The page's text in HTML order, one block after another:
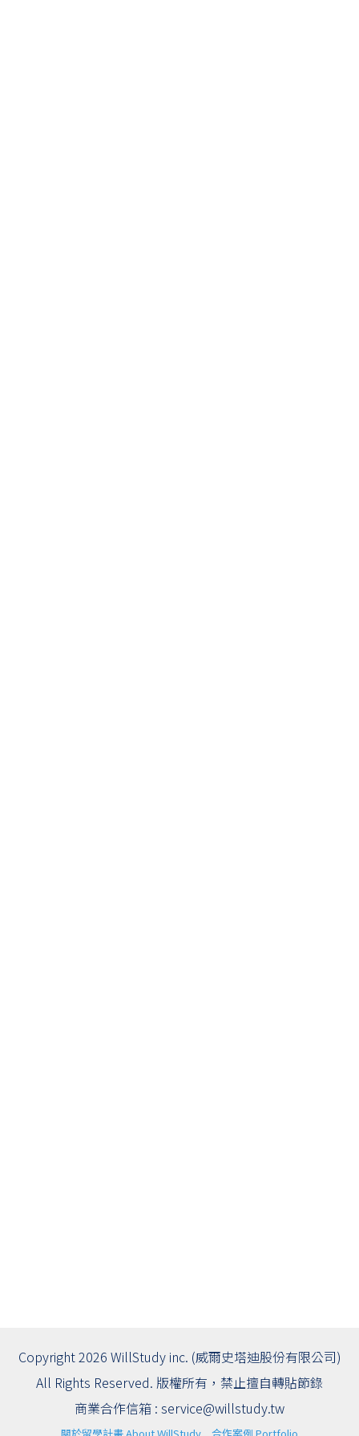
Copyright 2026 WillStudy inc. (威爾史塔迪股份有限公司)
All Rights Reserved. 版權所有，禁止擅自轉貼節錄
商業合作信箱 : service@willstudy.tw